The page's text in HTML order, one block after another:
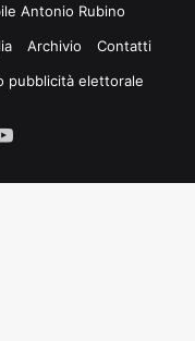
Antonio Rubino
Archivio
Contatti
pubblicità elettorale
Tube